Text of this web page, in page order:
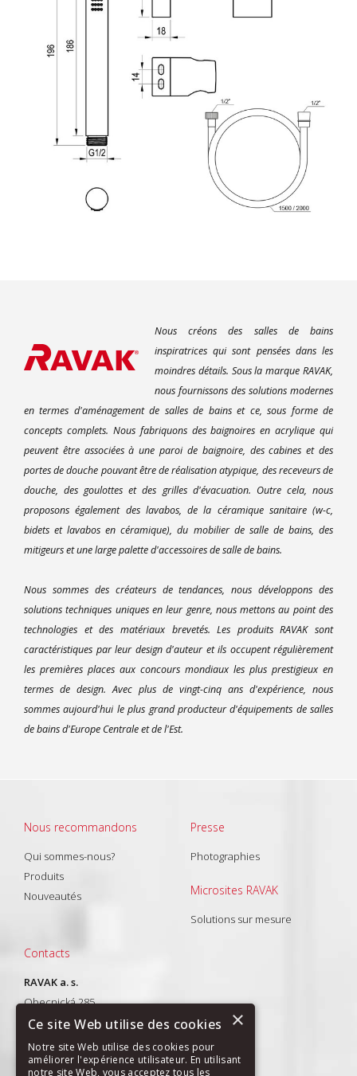
Nous créons des salles de bains
inspiratrices qui sont pensées dans les
moindres détails. Sous la marque RAVAK,
nous fournissons des solutions modernes
en termes d'aménagement de salles de bains et ce, sous forme de
concepts complets. Nous fabriquons des baignoires en acrylique qui
peuvent être associées à une paroi de baignoire, des cabines et des
portes de douche pouvant être de réalisation atypique, des receveurs de
douche, des goulottes et des grilles d'évacuation. Outre cela, nous
proposons également des lavabos, de la céramique sanitaire (w-c,
bidets et lavabos en céramique), du mobilier de salle de bains, des
mitigeurs et une large palette d'accessoires de salle de bains.
Nous sommes des créateurs de tendances, nous développons des
solutions techniques uniques en leur genre, nous mettons au point des
technologies et des matériaux brevetés. Les produits RAVAK sont
caractéristiques par leur design d'auteur et ils occupent régulièrement
les premières places aux concours mondiaux les plus prestigieux en
termes de design. Avec plus de vingt-cinq ans d'expérience, nous
sommes aujourd'hui le plus grand producteur d'équipements de salles
de bains d'Europe Centrale et de l'Est.
Nous recommandons
Qui sommes-nous?
Produits
Nouveautés
Presse
Photographies
Microsites RAVAK
Solutions sur mesure
Contacts
RAVAK a. s.
Obecnická 285
261 01 Příbram I
T: +420 318 427 288
E-mail:export@ravak.com
×
Ce site Web utilise des cookies
Notre site Web utilise des cookies pour
améliorer l'expérience utilisateur. En utilisant
notre site Web, vous acceptez tous les